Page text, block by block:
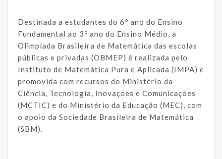
Destinada a estudantes do 6º ano do Ensino
Fundamental ao 3º ano do Ensino Médio, a
Olimpíada Brasileira de Matemática das escolas
públicas e privadas (OBMEP) é realizada pelo
Instituto de Matemática Pura e Aplicada (IMPA) e
promovida com recursos do Ministério da
Ciência, Tecnologia, Inovações e Comunicações
(MCTIC) e do Ministério da Educação (MEC), com
o apoio da Sociedade Brasileira de Matemática
(SBM).